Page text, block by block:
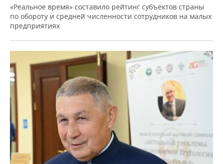
«Реальное время» составило рейтинг субъектов страны
по обороту и средней численности сотрудников на малых
предприятиях